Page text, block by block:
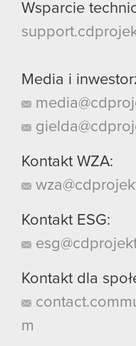
Wsparcie
Media i
Kontakt WZA:
Kontakt ESG:
Kontakt dla
m